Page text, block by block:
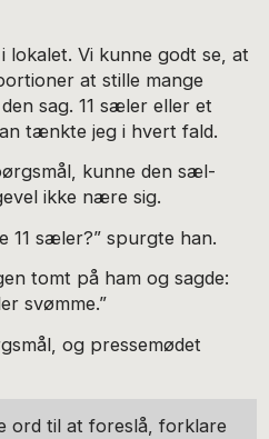
lokalet. Vi kunne godt se, at
at stille mange
sag. 11 sæler eller et
tænkte jeg i hvert fald.
kunne den sæl-
ikke nære sig.
11 sæler?” spurgte han.
tomt på ham og sagde:
svømme.”
og pressemødet
ord til at foreslå, forklare